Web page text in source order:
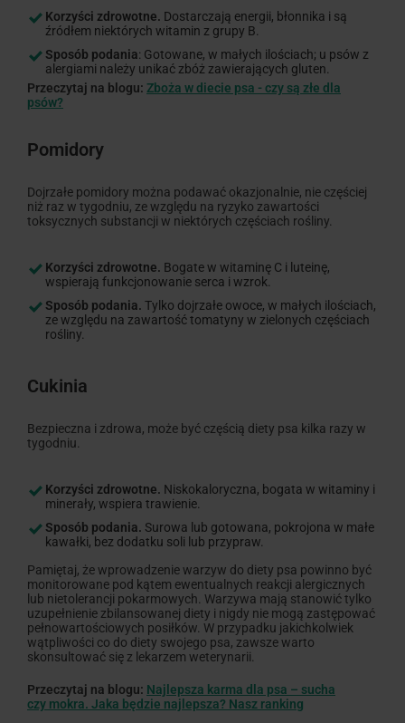
Korzyści zdrowotne. Dostarczają energii, błonnika i są
źródłem niektórych witamin z grupy B.
Sposób podania: Gotowane, w małych ilościach; u psów z
alergiami należy unikać zbóż zawierających gluten.
Przeczytaj na blogu: Zboża w diecie psa - czy są złe dla
psów?
Pomidory
Dojrzałe pomidory można podawać okazjonalnie, nie częściej
niż raz w tygodniu, ze względu na ryzyko zawartości
toksycznych substancji w niektórych częściach rośliny.
Korzyści zdrowotne. Bogate w witaminę C i luteinę,
wspierają funkcjonowanie serca i wzrok.
Sposób podania. Tylko dojrzałe owoce, w małych ilościach,
ze względu na zawartość tomatyny w zielonych częściach
rośliny.
Cukinia
Bezpieczna i zdrowa, może być częścią diety psa kilka razy w
tygodniu.
Korzyści zdrowotne. Niskokaloryczna, bogata w witaminy i
minerały, wspiera trawienie.
Sposób podania. Surowa lub gotowana, pokrojona w małe
kawałki, bez dodatku soli lub przypraw.
Pamiętaj, że wprowadzenie warzyw do diety psa powinno być
monitorowane pod kątem ewentualnych reakcji alergicznych
lub nietolerancji pokarmowych. Warzywa mają stanowić tylko
uzupełnienie zbilansowanej diety i nigdy nie mogą zastępować
pełnowartościowych posiłków. W przypadku jakichkolwiek
wątpliwości co do diety swojego psa, zawsze warto
skonsultować się z lekarzem weterynarii.
Przeczytaj na blogu: Najlepsza karma dla psa – sucha
czy mokra. Jaka będzie najlepsza? Nasz ranking